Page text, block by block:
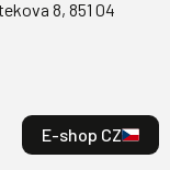
8, 851 04
E-shop CZ